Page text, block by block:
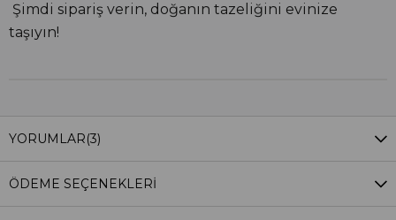
Şimdi sipariş verin, doğanın tazeliğini evinize
taşıyın!
YORUMLAR(3)
ÖDEME SEÇENEKLERI